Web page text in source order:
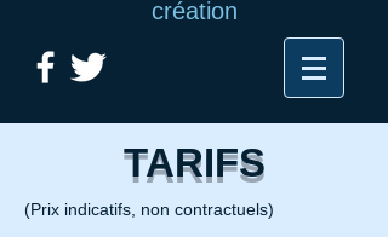
création
TARIFS
(Prix indicatifs, non contractuels)